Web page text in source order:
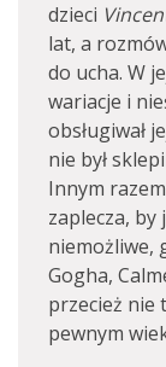
dzieci
lat, a
do ucha. W
wariacje i
obsługiwał
nie był
Innym
zaplecza,
niemożliwe,
Gogha,
przecież nie
pewnym